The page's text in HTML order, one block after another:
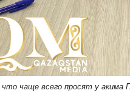
чаще всего просят у акима